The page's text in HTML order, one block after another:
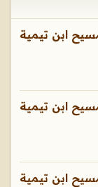
ابن تيمية
ابن تيمية
ابن تيمية